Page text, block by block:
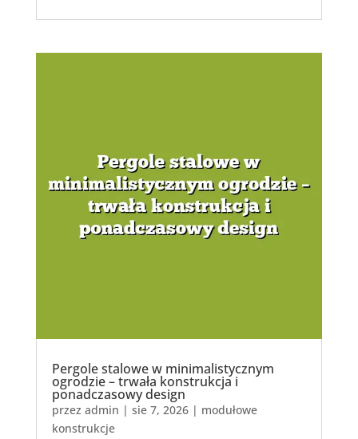
Pergole stalowe w minimalistycznym
ogrodzie – trwała konstrukcja i
ponadczasowy design
przez admin | sie 7, 2026| modułowe
konstrukcje